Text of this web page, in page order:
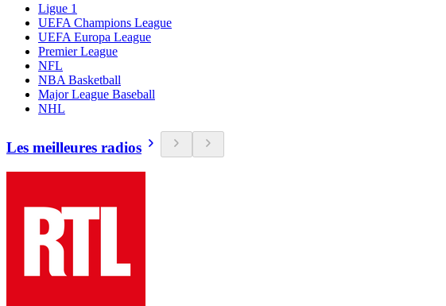
Ligue 1
UEFA Champions League
UEFA Europa League
Premier League
NFL
NBA Basketball
Major League Baseball
NHL
Les meilleures radios